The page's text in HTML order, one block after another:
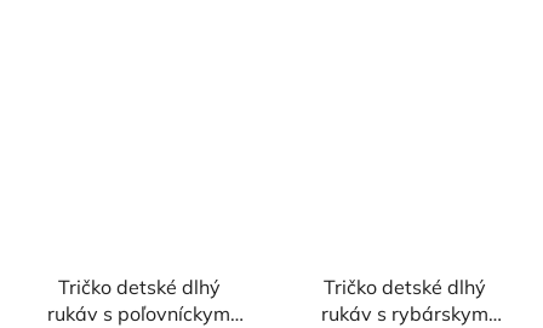
Tričko detské dlhý
rukáv s poľovníckym
Tričko detské dlhý
rukáv s rybárskym